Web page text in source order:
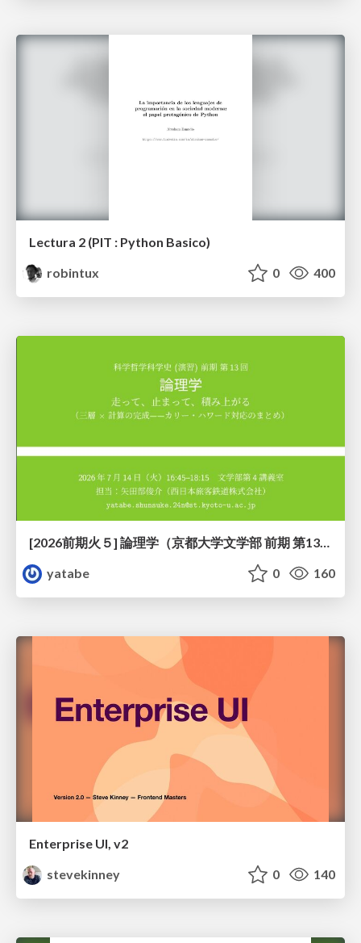
Lectura 2 (PIT : Python Basico)
robintux
0 400
[2026前期火５] 論理学（京都大学文学部 前期 第13回）「走って、止まって、積み上がる」
yatabe
0 160
Enterprise UI, v2
stevekinney
0 140